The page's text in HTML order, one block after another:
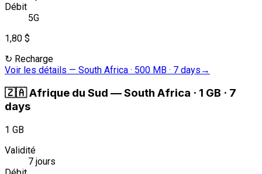
Débit
5G
1,80 $
↻ Recharge
Voir les détails — South Africa · 500 MB · 7 days →
🇿🇦Afrique du Sud —South Africa · 1 GB · 7
days
1 GB
Validité
7 jours